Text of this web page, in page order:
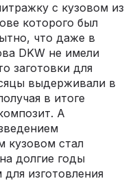
с кузовом из
которого был
что даже в
DKW не имели
заготовки для
выдерживали в
в итоге
А
кузовом стал
долгие годы
изготовления